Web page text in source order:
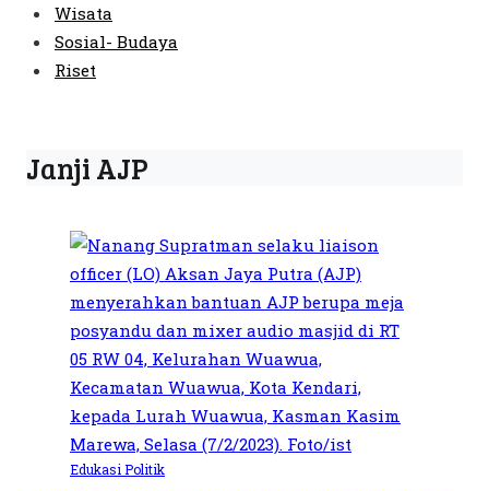
Wisata
Sosial- Budaya
Riset
Janji AJP
Edukasi Politik